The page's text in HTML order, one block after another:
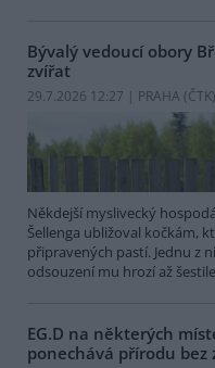
Bývalý vedoucí obory
zvířat
29.7.2026 12:27 | PRAHA (ČTK)
Někdejší myslivecký
Šellenga ubližoval kočkám,
připravených pastí. Jednu z
odsouzení mu hrozí až
EG.D na některých
ponechává přírodu bez